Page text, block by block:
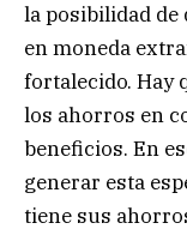
la posibilidad de
en moneda
fortalecido. Hay
los ahorros en
beneficios. En
generar esta
tiene sus